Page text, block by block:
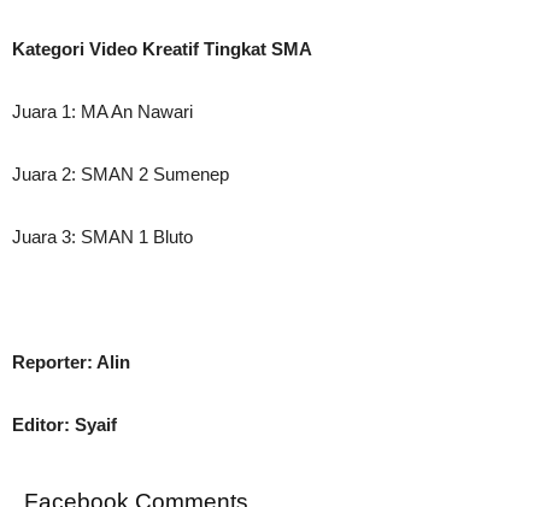
Kategori Video Kreatif Tingkat SMA
Juara 1: MA An Nawari
Juara 2: SMAN 2 Sumenep
Juara 3: SMAN 1 Bluto
Reporter: Alin
Editor: Syaif
Facebook Comments